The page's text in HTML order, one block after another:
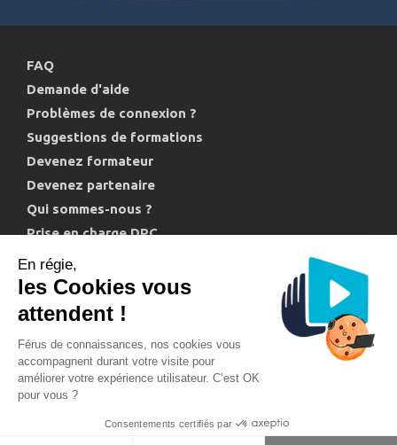
FAQ
Demande d'aide
Problèmes de connexion ?
Suggestions de formations
Devenez formateur
Devenez partenaire
Qui sommes-nous ?
Prise en charge DPC
Politique de confidentialité et cookies
© 2018 - 2026 - PhysioAcademie.com Tous droits réservés
En régie,
les Cookies vous
attendent !
Férus de connaissances, nos cookies vous
accompagnent durant votre visite pour
améliorer votre expérience utilisateur. C’est OK
pour vous ?
Consentements certifiés par